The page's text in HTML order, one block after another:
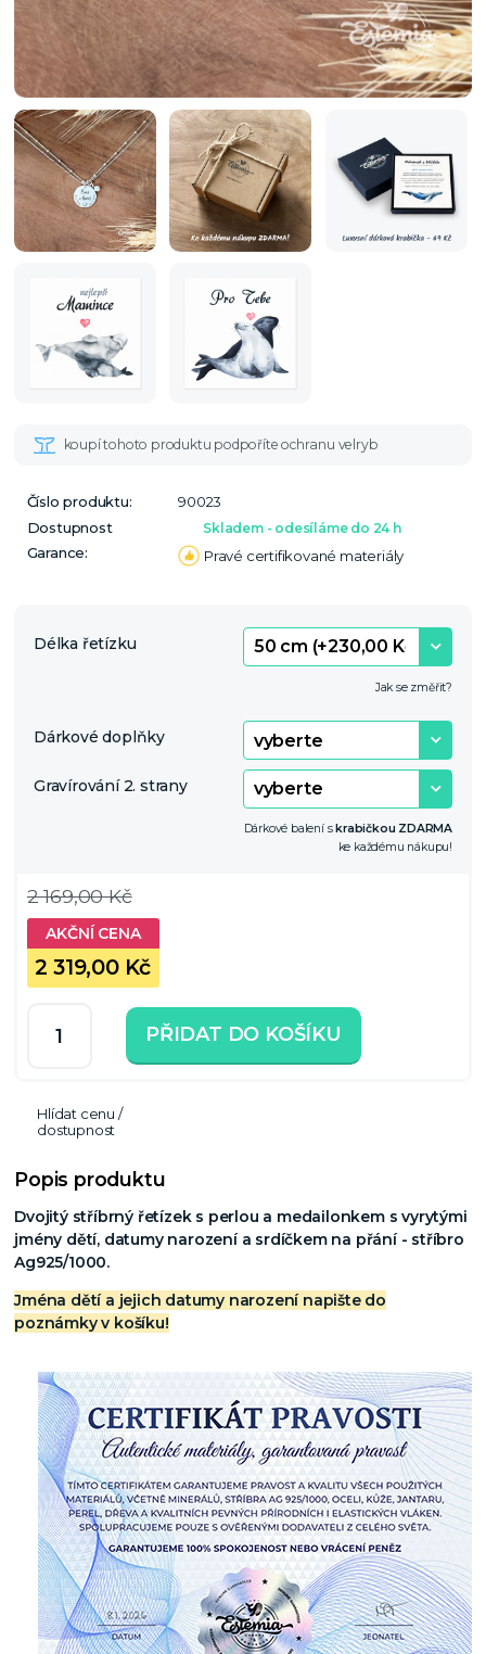
Číslo produktu:
90023
Dostupnost
Skladem - odesíláme do 24 h
Garance: Pravé certifikované materiály
Délka řetízku
Jak se změřit?
Dárkové doplňky
Gravírování 2. strany
Dárkové balení skrabičkou ZDARMA
ke každému nákupu!
2 319,00 Kč
2 169,00 Kč
PŘIDAT DO KOŠÍKU
Hlídat cenu /
dostupnost
Popis produktu
Dvojitý stříbrný řetízek s perlou a medailonkem s vyrytými
jmény dětí, datumy narození a srdíčkem na přání - stříbro
Ag925/1000.
Jména dětí a jejich datumy narození napište do
poznámky v košíku!